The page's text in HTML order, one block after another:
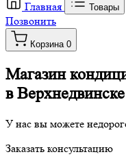
Главная
Товары
Позвонить
Корзина 0
Магазин
в Верхнедвинске
У нас вы можете
Заказать консультацию